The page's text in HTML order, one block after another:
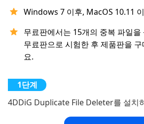
Windows 7 이후, MacOS 10.11
무료판에서는 15개의 중복 파일
무료판으로 시험한 후 제품판을
요.
4DDiG Duplicate File Deleter를 설치